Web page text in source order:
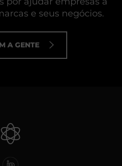
e seus negócios.
A GENTE